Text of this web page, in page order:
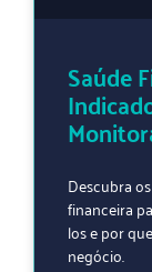
Saúde
Descubra
financeira
los e por
negócio.